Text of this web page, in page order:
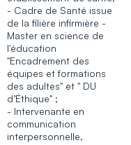
- Cadre de Santé issue
de la filière infirmière -
Master en science de
l'éducation
"Encadrement des
équipes et formations
des adultes" et " DU
d’Éthique" ;
- Intervenante en
communication
interpersonnelle,